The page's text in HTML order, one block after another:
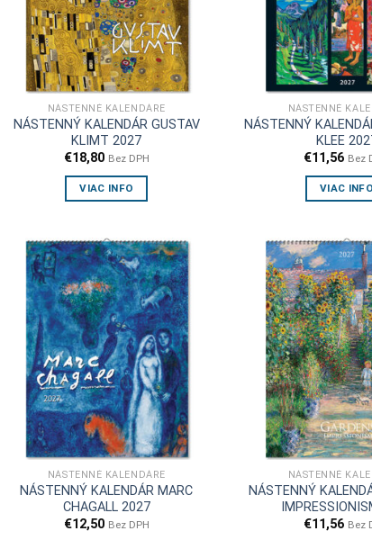
NÁSTENNÉ KALENDÁRE
NÁSTENNÝ KALENDÁR GUSTAV
KLIMT 2027
€18,80 Bez DPH
VIAC INFO
NÁSTENNÉ
NÁSTENNÝ
KLEE
€11,56 Bez
VIAC INFO
NÁSTENNÉ KALENDÁRE
NÁSTENNÝ KALENDÁR MARC
CHAGALL 2027
€12,50 Bez DPH
NÁSTENNÉ
NÁSTENNÝ
€11,56 Bez